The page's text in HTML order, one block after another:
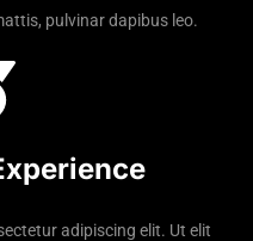
pulvinar dapibus leo.
adipiscing elit. Ut elit